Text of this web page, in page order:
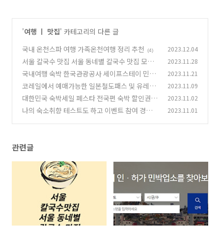
'여행 ㅣ 맛집' 카테고리의 다른 글
국내 온천스파 여행 가족온천여행 정리 추천
(4) 2023.12.04
서울 칼국수 맛집 서울 동네별 칼국수 맛집 모음
정리 추천
(4)
2023.11.28
국내여행 숙박 한국관광공사 세이프스테이 민박
업제도 안내 정리 (4)
2023.11.21
코레일에서 예매가능한 일본철도패스 및 유레일
글로벌패스 정리
(2)
2023.11.09
대한민국 숙박세일 페스타 전국편 숙박 할인권 정
리 추천
(15)
2023.11.02
나의 숙소취향 테스트도 하고 이벤트 참여 경품받
2023.11.01
관련글